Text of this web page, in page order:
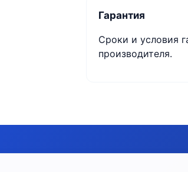
Гарантия
Сроки и условия
производителя.